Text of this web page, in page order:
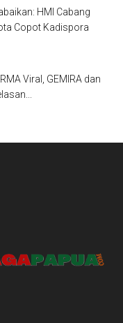
HMI Cabang
Copot Kadispora
Viral, GEMIRA dan